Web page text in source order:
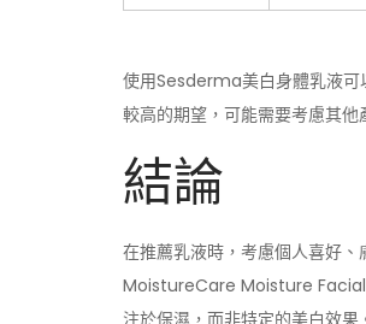
使用Sesderma美白身體乳液可
較高的期望，可能需要考慮其他
結論
在推薦乳液時，考慮個人喜好
MoistureCare Moisture Facial
注於保濕，而非特定的美白效果